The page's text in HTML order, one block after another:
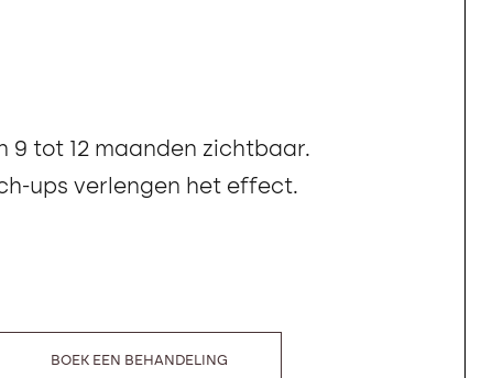
9 tot 12 maanden zichtbaar.
ups verlengen het effect.
BOEK EEN BEHANDELING